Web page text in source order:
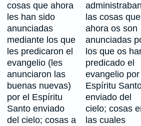
cosas que ahora
les han sido
anunciadas
mediante los que
les predicaron el
evangelio (les
anunciaron las
buenas nuevas)
por el Espíritu
Santo enviado
del cielo; cosas a
las cosas que
ahora os son
anunciadas
los que os
predicado el
evangelio
Espíritu
enviado del
cielo; cosas
las cuales